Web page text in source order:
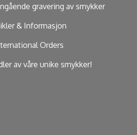
gravering av smykker
& Informasjon
Orders
av våre unike smykker!